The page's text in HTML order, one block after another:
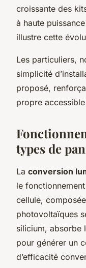
croissante des
à haute
illustre cette
Les particuliers,
simplicité
proposé,
propre
types de
La conversion
le
cellule,
photovoltaïques
silicium, absorbe
pour générer un
d’efficacité